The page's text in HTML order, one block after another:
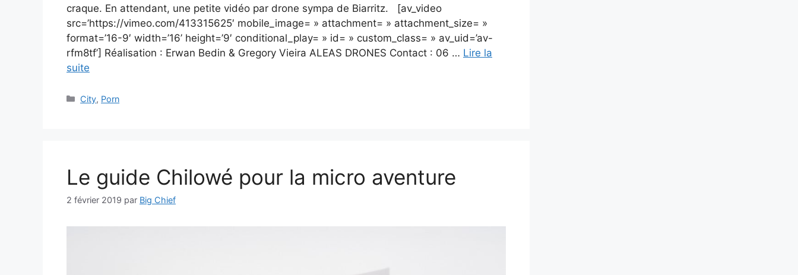
craque. En attendant, une petite vidéo par drone sympa de Biarritz. [av_video
src=’https://vimeo.com/413315625′ mobile_image= » attachment= » attachment_size= »
format=’16-9′ width=’16’ height=’9′ conditional_play= » id= » custom_class= » av_uid=’av-
rfm8tf’] Réalisation : Erwan Bedin & Gregory Vieira ALEAS DRONES Contact : 06 … Lire la
suite
Catégories
City, Porn
Le guide Chilowé pour la micro aventure
2 février 2019 par Big Chief